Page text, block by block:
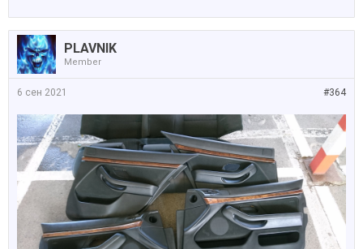
PLAVNIK
Member
#364
6 сен 2021